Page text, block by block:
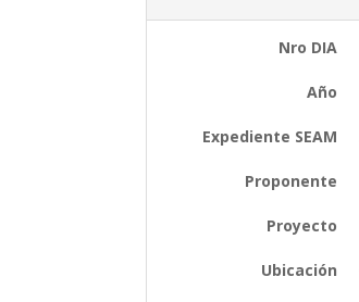
Nro DIA
Año
Expediente SEAM
Proponente
Proyecto
Ubicación